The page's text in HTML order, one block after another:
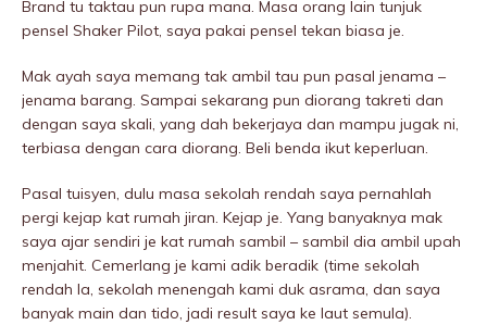
Brand tu taktau pun rupa mana. Masa orang lain tunjuk
pensel Shaker Pilot, saya pakai pensel tekan biasa je.
Mak ayah saya memang tak ambil tau pun pasal jenama –
jenama barang. Sampai sekarang pun diorang takreti dan
dengan saya skali, yang dah bekerjaya dan mampu jugak ni,
terbiasa dengan cara diorang. Beli benda ikut keperluan.
Pasal tuisyen, dulu masa sekolah rendah saya pernahlah
pergi kejap kat rumah jiran. Kejap je. Yang banyaknya mak
saya ajar sendiri je kat rumah sambil – sambil dia ambil upah
menjahit. Cemerlang je kami adik beradik (time sekolah
rendah la, sekolah menengah kami duk asrama, dan saya
banyak main dan tido, jadi result saya ke laut semula).